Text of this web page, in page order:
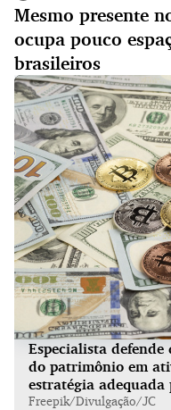
Mesmo presente
ocupa pouco
brasileiros
Especialista
do patrimônio em
estratégia
Freepik/Divulgação/JC